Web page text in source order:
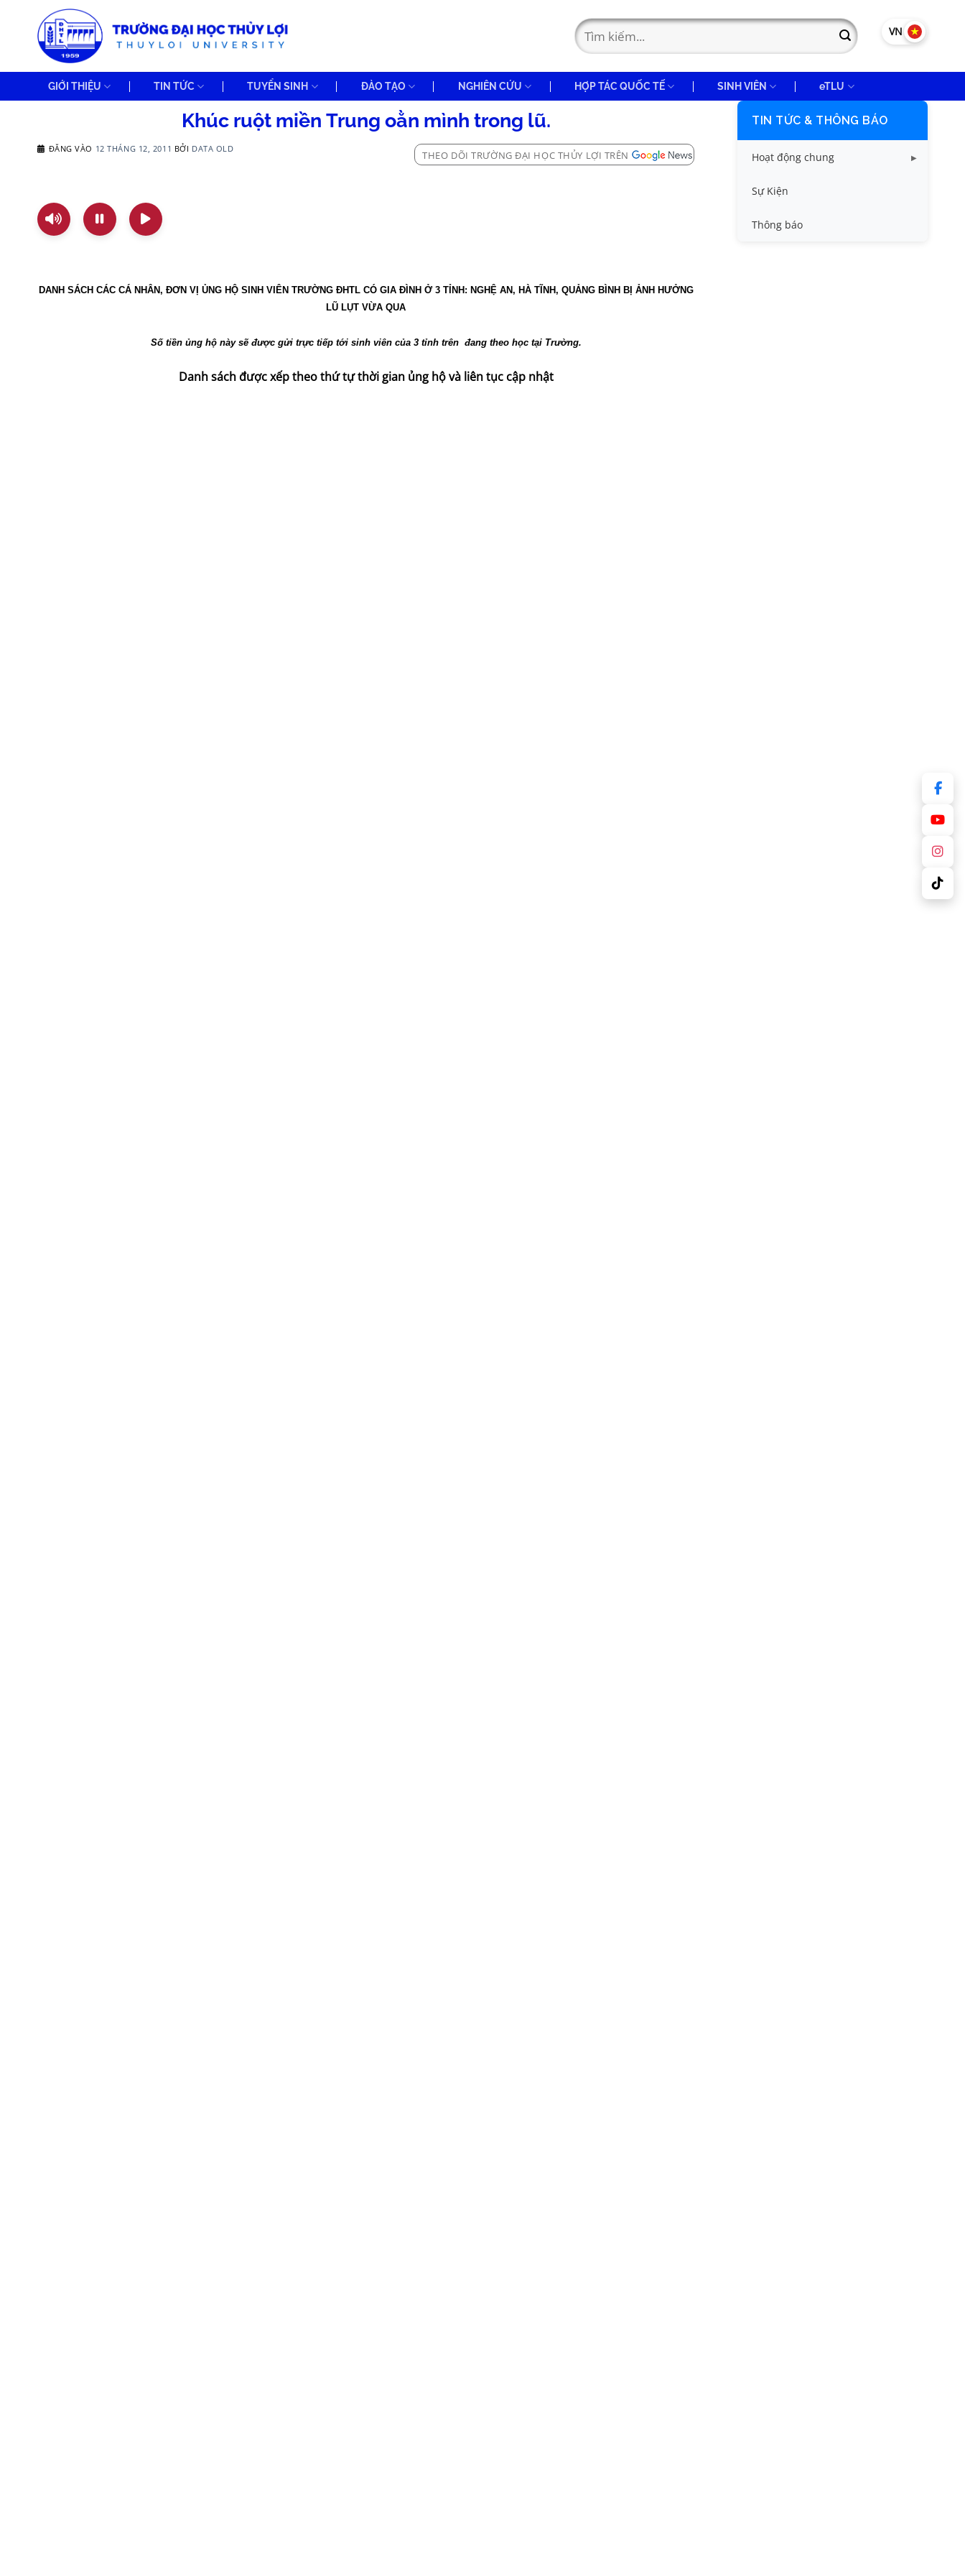
VN EN
GIỚI THIỆU TIN TỨC TUYỂN SINH ĐÀO TẠO NGHIÊN CỨU HỢP TÁC QUỐC TẾ SINH VIÊN eTLU
Khúc ruột miền Trung oằn mình trong lũ.
ĐĂNG VÀO 12 THÁNG 12, 2011 BỞI DATA OLD
THEO DÕI TRƯỜNG ĐẠI HỌC THỦY LỢI TRÊN
DANH SÁCH CÁC CÁ NHÂN, ĐƠN VỊ ỦNG HỘ SINH VIÊN TRƯỜNG ĐHTL CÓ GIA ĐÌNH Ở 3 TỈNH: NGHỆ AN, HÀ TĨNH, QUẢNG BÌNH BỊ ẢNH HƯỞNG
LŨ LỤT VỪA QUA
Số tiền ủng hộ này sẽ được gửi trực tiếp tới sinh viên của 3 tỉnh trên đang theo học tại Trường.
Danh sách được xếp theo thứ tự thời gian ủng hộ và liên tục cập nhật
TIN TỨC & THÔNG BÁO
Hoạt động chung
Tin công tác sinh viên
Tin đào tạo
Sự Kiện
Thông báo